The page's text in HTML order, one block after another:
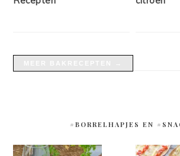
#BORRELHAPJES EN